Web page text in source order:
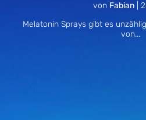
von Fabian|
Melatonin Sprays gibt es
von...